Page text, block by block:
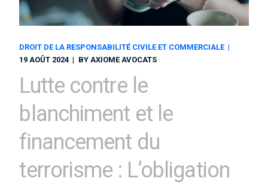
DROIT DE LA RESPONSABILITÉ CIVILE ET COMMERCIALE
19 AOÛT 2024
BY AXIOME AVOCATS
Lutte contre le
blanchiment et le
financement du
terrorisme : L’obligation